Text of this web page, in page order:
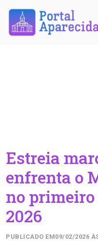
Estreia
enfrenta o
no primeiro
2026
PUBLICADO EM09/02/2026